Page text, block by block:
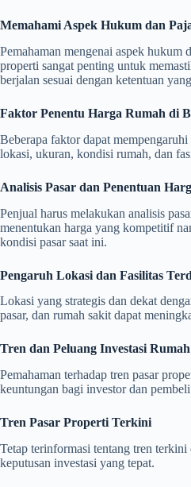
Memahami Aspek Hukum dan
Pemahaman mengenai aspek hukum
properti sangat penting untuk
berjalan sesuai dengan ketentuan
Faktor Penentu Harga Rumah di
Beberapa faktor dapat
lokasi, ukuran, kondisi rumah, dan
Analisis Pasar dan Penentuan
Penjual harus melakukan analisis
menentukan harga yang kompetitif
kondisi pasar saat ini.
Pengaruh Lokasi dan Fasilitas
Lokasi yang strategis dan dekat
pasar, dan rumah sakit dapat
Tren dan Peluang Investasi
Pemahaman terhadap tren pasar
keuntungan bagi investor dan
Tren Pasar Properti Terkini
Tetap terinformasi tentang tren
keputusan investasi yang tepat.